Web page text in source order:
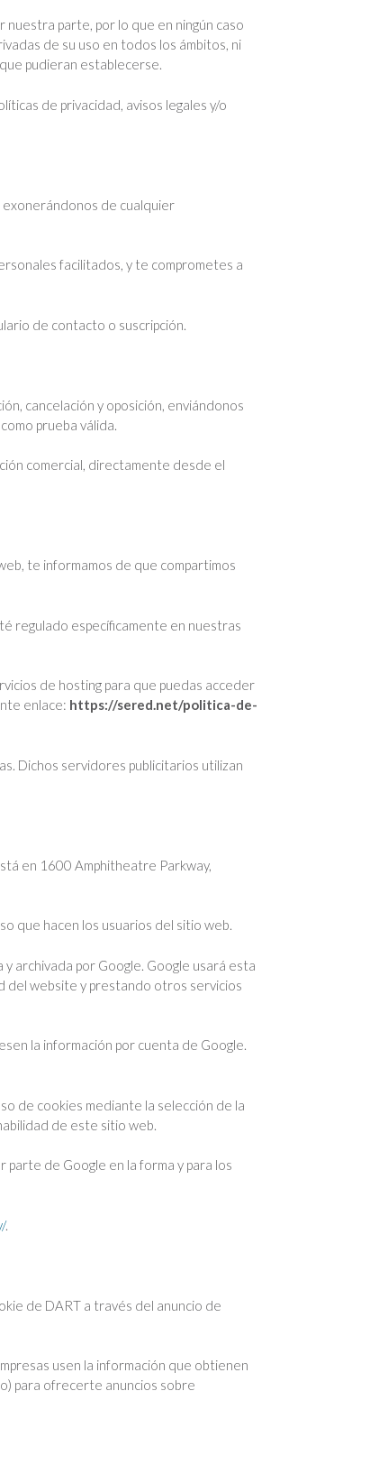
parte, por lo que en ningún caso
de su uso en todos los ámbitos, ni
pudieran establecerse.
de privacidad, avisos legales y/o
exonerándonos de cualquier
facilitados, y te comprometes a
de contacto o suscripción.
cancelación y oposición, enviándonos
prueba válida.
comercial, directamente desde el
te informamos de que compartimos
regulado específicamente en nuestras
de hosting para que puedas acceder
enlace: https://sered.net/politica-de-
Dichos servidores publicitarios utilizan
en 1600 Amphitheatre Parkway,
que hacen los usuarios del sitio web.
archivada por Google. Google usará esta
del website y prestando otros servicios
la información por cuenta de Google.
de cookies mediante la selección de la
de este sitio web.
de Google en la forma y para los
.
de DART a través del anuncio de
usen la información que obtienen
para ofrecerte anuncios sobre